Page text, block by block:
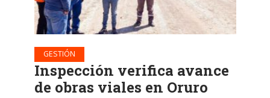
GESTIÓN
Inspección verifica avance
de obras viales en Oruro